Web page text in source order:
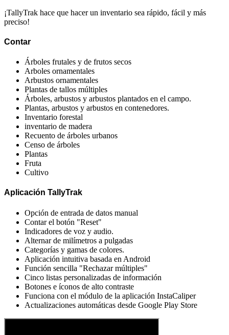
¡TallyTrak hace que hacer un inventario sea rápido, fácil y más
preciso!
Contar
Árboles frutales y de frutos secos
Arboles ornamentales
Arbustos ornamentales
Plantas de tallos múltiples
Árboles, arbustos y arbustos plantados en el campo.
Plantas, arbustos y arbustos en contenedores.
Inventario forestal
inventario de madera
Recuento de árboles urbanos
Censo de árboles
Plantas
Fruta
Cultivo
Aplicación TallyTrak
Opción de entrada de datos manual
Contar el botón "Reset"
Indicadores de voz y audio.
Alternar de milímetros a pulgadas
Categorías y gamas de colores.
Aplicación intuitiva basada en Android
Función sencilla "Rechazar múltiples"
Cinco listas personalizadas de información
Botones e íconos de alto contraste
Funciona con el módulo de la aplicación InstaCaliper
Actualizaciones automáticas desde Google Play Store